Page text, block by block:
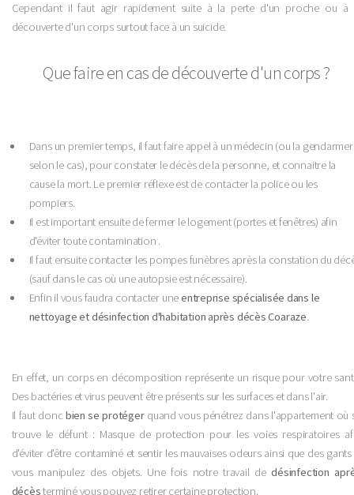
Cependant il faut agir rapidement suite à la perte d'un proche ou à
découverte d'un corps surtout face à un suicide.
Que faire en cas de découverte d'un corps ?
Dans un premier temps, il faut faire appel à un médecin (ou la
selon le cas), pour constater le décès de la personne, et connaitre la
cause la mort. Le premier réflexe est de contacter la police ou les
pompiers.
Il est important ensuite de fermer le logement (portes et fenêtres) afin
d'éviter toute contamination .
Il faut ensuite contacter les pompes funèbres après la constation du
(sauf dans le cas où une autopsie est nécessaire).
Enfin il vous faudra contacter uneentreprise spécialisée dans le
nettoyage et désinfection d'habitation après décès Coaraze.
En effet, un corps en décomposition représente un risque pour votre
Des bactéries et virus peuvent être présents sur les surfaces et dans l'air.
Il faut doncbien se protégerquand vous pénétrez dans l'appartement où
trouve le défunt : Masque de protection pour les voies respiratoires
d'éviter d'être contaminé et sentir les mauvaises odeurs ainsi que des gants
vous manipulez des objets. Une fois notre travail dedésinfection
décèsterminé vous pouvez retirer certaine protection.